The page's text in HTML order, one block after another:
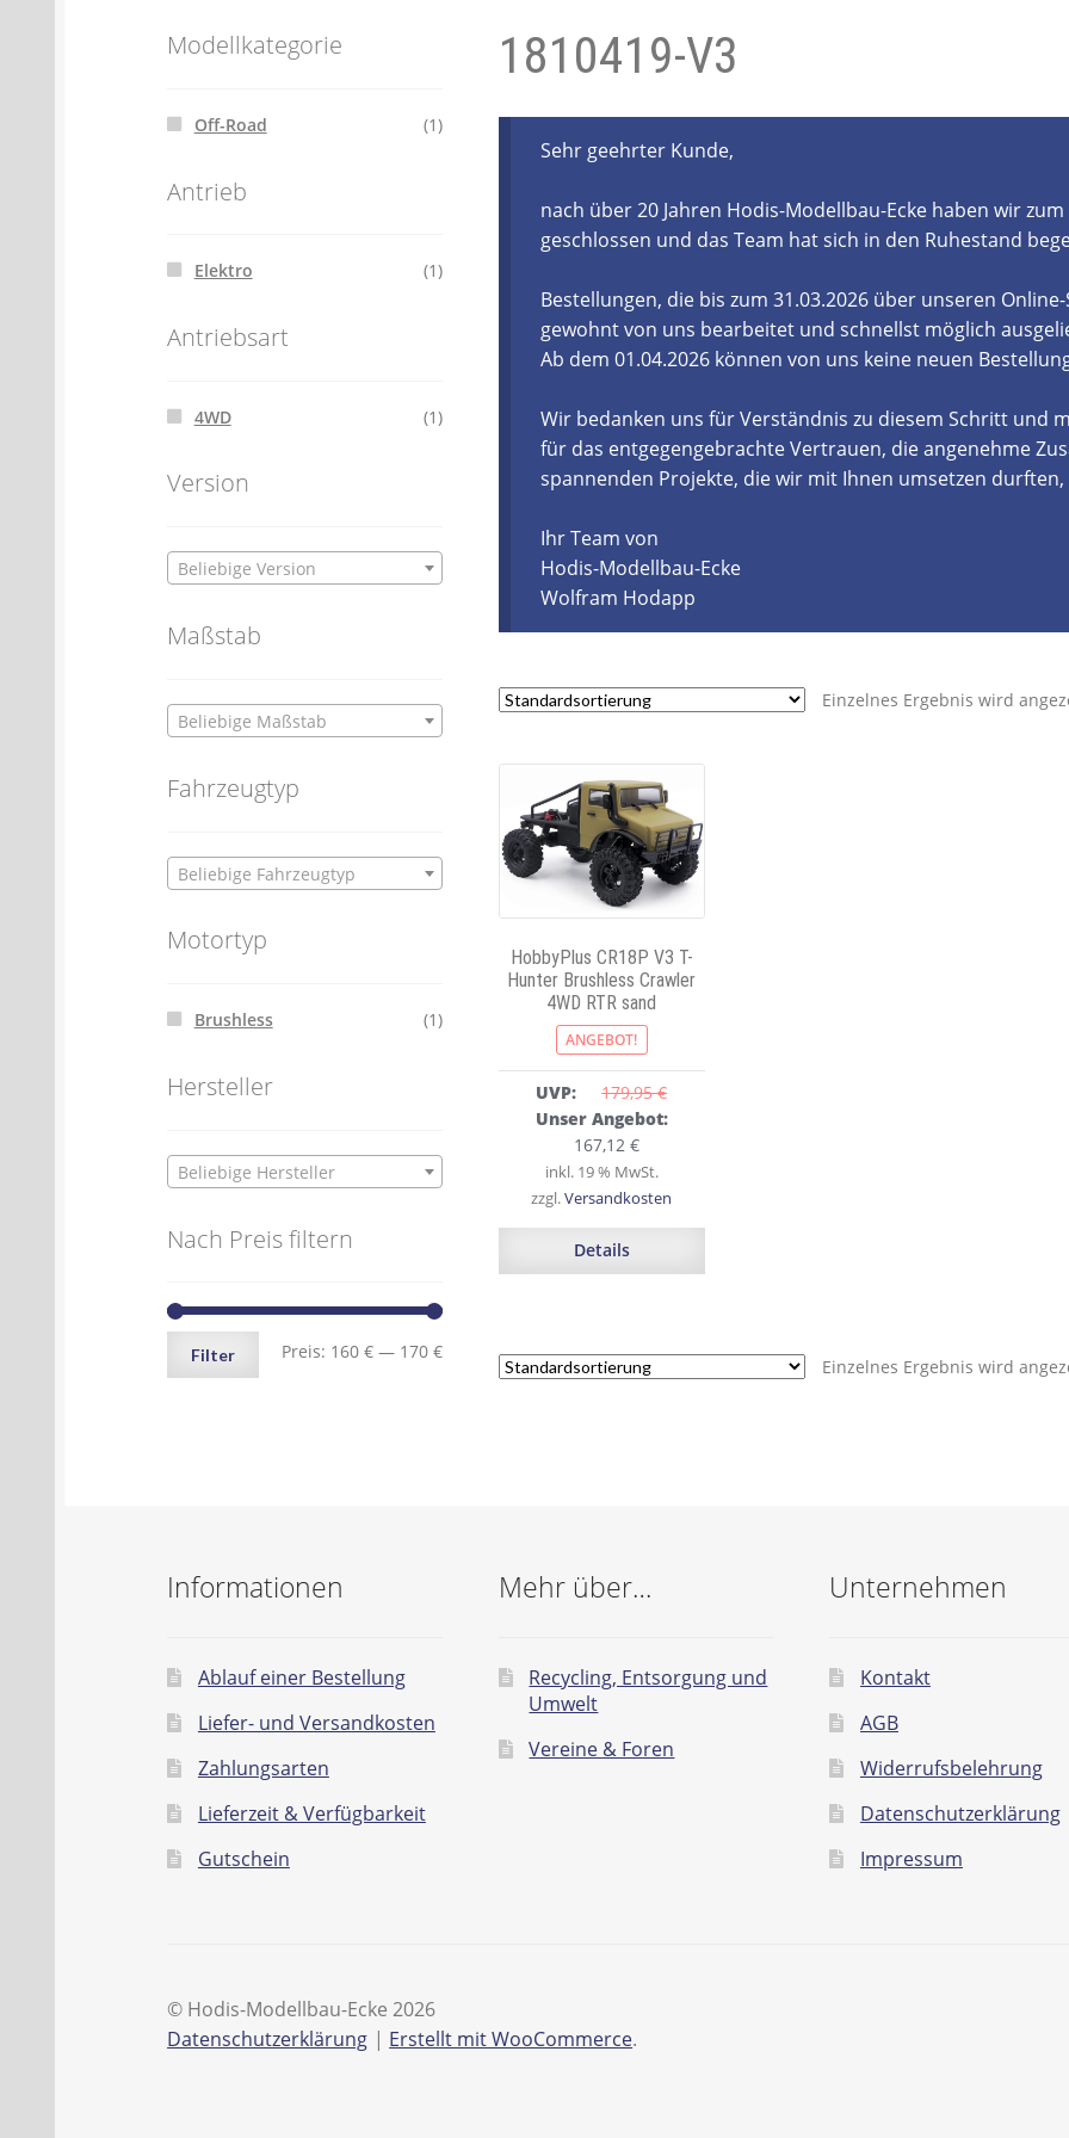
Batterien- und Akku Verordnung Elektro- und Elektronikgeräte Verordnung
1810419-V3
Sehr geehrter Kunde,
nach über 20 Jahren Hodis-Modellbau-Ecke haben wir
geschlossen und das Team hat sich in den Ruhestand
Bestellungen, die bis zum 31.03.2026 über unseren
gewohnt von uns bearbeitet und schnellst möglich
Ab dem 01.04.2026 können von uns keine neuen
Wir bedanken uns für Verständnis zu diesem Schritt und
für das entgegengebrachte Vertrauen, die angenehme
spannenden Projekte, die wir mit Ihnen umsetzen
Ihr Team von
Hodis-Modellbau-Ecke
Wolfram Hodapp
Einzelnes Ergebnis wird
HobbyPlus CR18P V3 T-
Hunter Brushless Crawler
4WD RTR sand
ANGEBOT!
UVP: 179,95 €
Ursprünglicher
Preis
war:
179,95 €
Unser Angebot:
167,12€Aktueller
Preis
ist:
inkl. 19 % MwSt.
zzgl.Versandkosten
Details
Einzelnes Ergebnis wird
Modellkategorie
Off-Road (1)
Antrieb
Elektro (1)
Antriebsart
4WD (1)
Version
Beliebige Version
Maßstab
Beliebige Maßstab
Fahrzeugtyp
Beliebige Fahrzeugtyp
Motortyp
Brushless (1)
Hersteller
Beliebige Hersteller
Nach Preis filtern
Min.
Max.
Filter Preis: 160 € — 170 €
Informationen
Ablauf einer Bestellung
Liefer- und Versandkosten
Zahlungsarten
Lieferzeit & Verfügbarkeit
Gutschein
Mehr über…
Recycling, Entsorgung und
Umwelt
Vereine & Foren
Unternehmen
Kontakt
AGB
Widerrufsbelehrung
Datenschutzerklärung
Impressum
© Hodis-Modellbau-Ecke 2026
Datenschutzerklärung
Erstellt mit WooCommerce.